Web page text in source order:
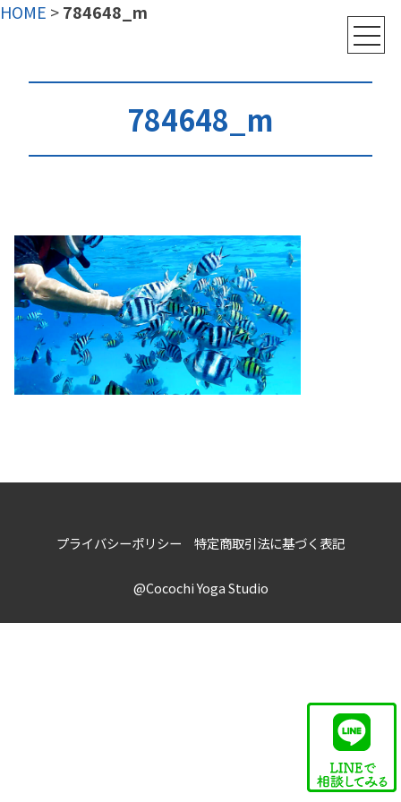
HOME >784648_m
784648_m
プライバシーポリシー 特定商取引法に基づく表記
@Cocochi Yoga Studio